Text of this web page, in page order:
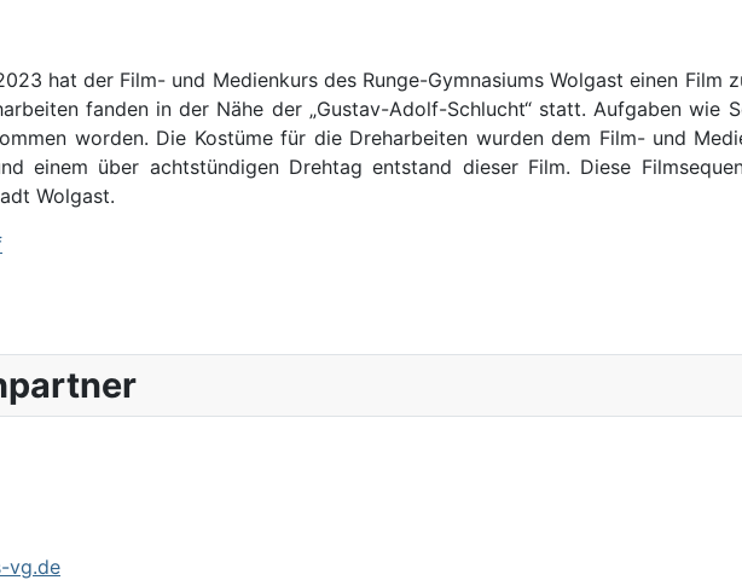
hat der Film- und Medienkurs des Runge-Gymnasiums Wolgast einen Film
fanden in der Nähe der „Gustav-Adolf-Schlucht“ statt. Aufgaben wie
worden. Die Kostüme für die Dreharbeiten wurden dem Film- und
einem über achtstündigen Drehtag entstand dieser Film. Diese
Wolgast.
Dreharbeiten des Medienkurses im Stadtmuseum
vg.de